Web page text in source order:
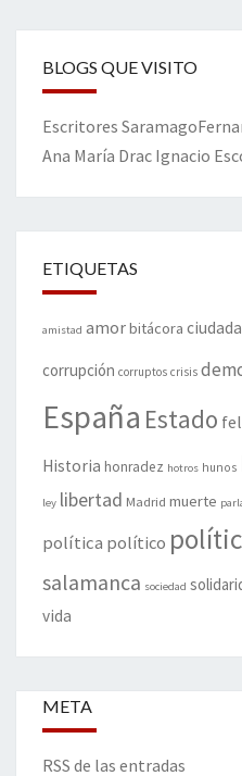
BLOGS QUE VISITO
Escritores Saramago
Ana María Drac Ignacio
ETIQUETAS
amistad amorbitácora
corrupción corruptos crisis
España Estado
Historia honradez hotros hunos
ley libertad Madrid muerte
política político
salamanca sociedad
vida
META
RSS de las entradas